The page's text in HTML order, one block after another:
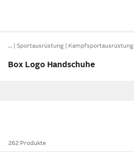
… Sportausrüstung Kampfsportausrüstung
Box Logo Handschuhe
262 Produkte